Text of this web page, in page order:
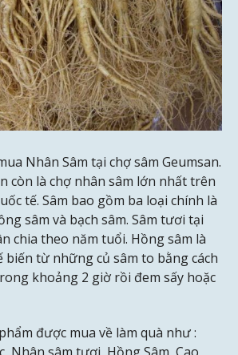
Nhân Sâm tại chợ sâm Geumsan.
còn là chợ nhân sâm lớn nhất trên
tế. Sâm bao gồm ba loại chính là
sâm và bạch sâm. Sâm tươi tại
chia theo năm tuổi. Hồng sâm là
biến từ những củ sâm to bằng cách
khoảng 2 giờ rồi đem sấy hoặc
được mua về làm quà như :